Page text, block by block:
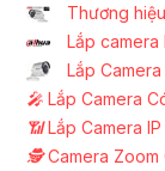
Thương
Lắp camera
Lắp Camera
️🎤️ Lắp Camera
📶Lắp Camera
🕵️Camera Zoom